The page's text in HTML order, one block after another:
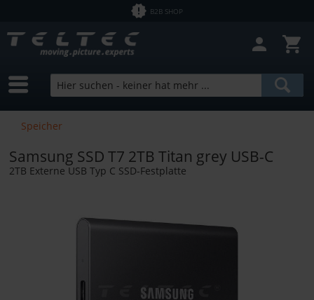
B2B SHOP
Speicher
Samsung SSD T7 2TB Titan grey USB-C
2TB Externe USB Typ C SSD-Festplatte